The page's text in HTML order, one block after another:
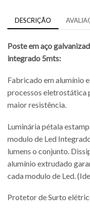
DESCRIÇÃO
Poste em aço
integrado 5mts:
Fabricado em alumínio
processos eletrostática
maior resistência.
Luminária pétala
modulo de Led
lumens o conjunto.
alumínio extrudado
cada modulo de Led.
Protetor de Surto